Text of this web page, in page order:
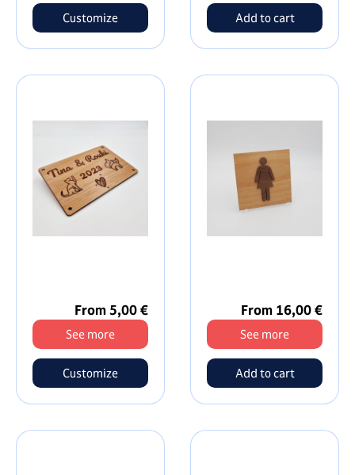
Customize
From 5,00 €
See more
Customize
From 16,00 €
See more